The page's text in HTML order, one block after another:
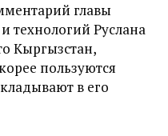
главы
технологий Руслана
Кыргызстан,
пользуются
в его